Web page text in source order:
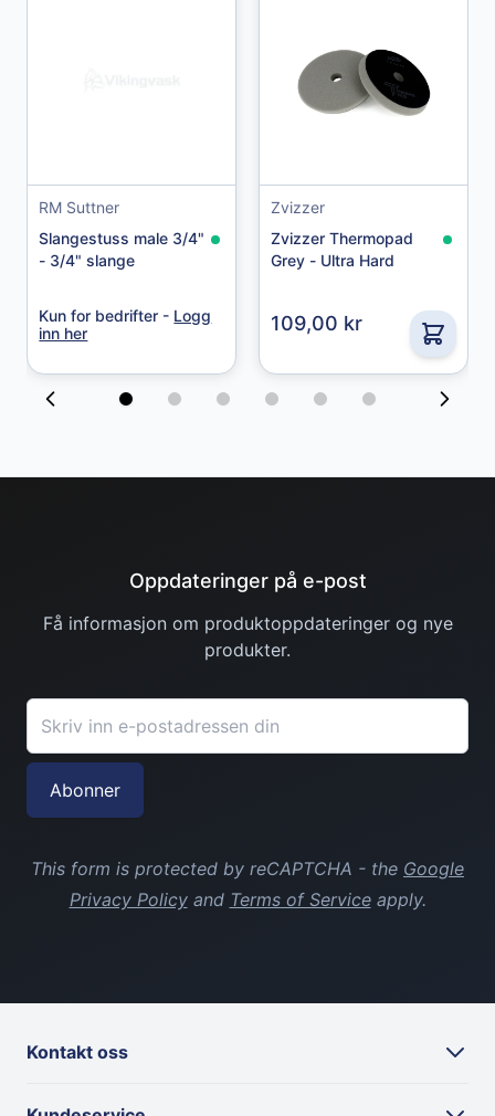
Granberg Chemical Protective Gloves str. 10
Granberg
Granberg Chemical protective gloves str. 11
RM Suttner
Slangestuss male 3/4"
- 3/4" slange
Kun for bedrifter - Logg
inn her
Zvizzer
Zvizzer Thermopad
Grey - Ultra Hard
109,00 kr
Oppdateringer på e-post
Få informasjon om produktoppdateringer og nye
produkter.
E-postadresse
Abonner
This form is protected by reCAPTCHA - the Google
Privacy Policyand Terms of Serviceapply.
Kontakt oss